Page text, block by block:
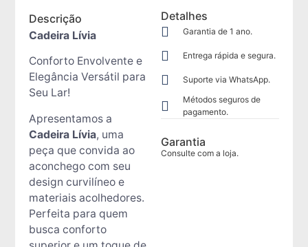
Descrição
Cadeira Lívia
Conforto Envolvente e
Elegância Versátil para
Seu Lar!
Apresentamos a
Cadeira Lívia, uma
peça que convida ao
aconchego com seu
design curvilíneo e
materiais acolhedores.
Perfeita para quem
busca conforto
Detalhes
Garantia de 1 ano.
Entrega rápida e segura.
Suporte via WhatsApp.
Métodos seguros de
pagamento.
Garantia
Consulte com a loja.